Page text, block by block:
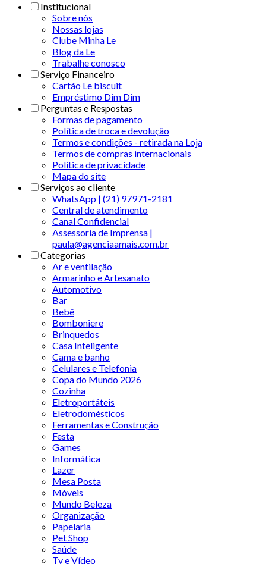
Institucional
Sobre nós
Nossas lojas
Clube Minha Le
Blog da Le
Trabalhe conosco
Serviço Financeiro
Cartão Le biscuit
Empréstimo Dim Dim
Perguntas e Respostas
Formas de pagamento
Política de troca e devolução
Termos e condições - retirada na Loja
Termos de compras internacionais
Politica de privacidade
Mapa do site
Serviços ao cliente
WhatsApp | (21) 97971-2181
Central de atendimento
Canal Confidencial
Assessoria de Imprensa |
paula@agenciaamais.com.br
Categorias
Ar e ventilação
Armarinho e Artesanato
Automotivo
Bar
Bebê
Bomboniere
Brinquedos
Casa Inteligente
Cama e banho
Celulares e Telefonia
Copa do Mundo 2026
Cozinha
Eletroportáteis
Eletrodomésticos
Ferramentas e Construção
Festa
Games
Informática
Lazer
Mesa Posta
Móveis
Mundo Beleza
Organização
Papelaria
Pet Shop
Saúde
Tv e Vídeo